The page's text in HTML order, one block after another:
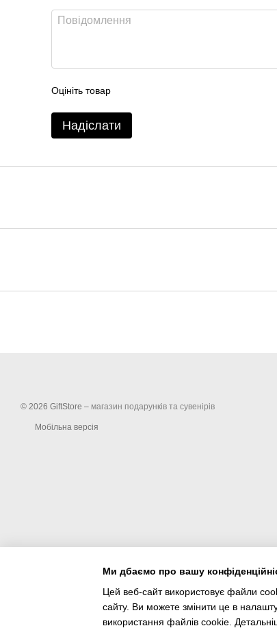
Оцініть товар
Надіслати
© 2026 GiftStore – магазин подарунків та сувенірів
Мобільна версія
Ми дбаємо про вашу
Цей веб-сайт використовує файли
сайту. Ви можете змінити це в
використання файлів cookie.